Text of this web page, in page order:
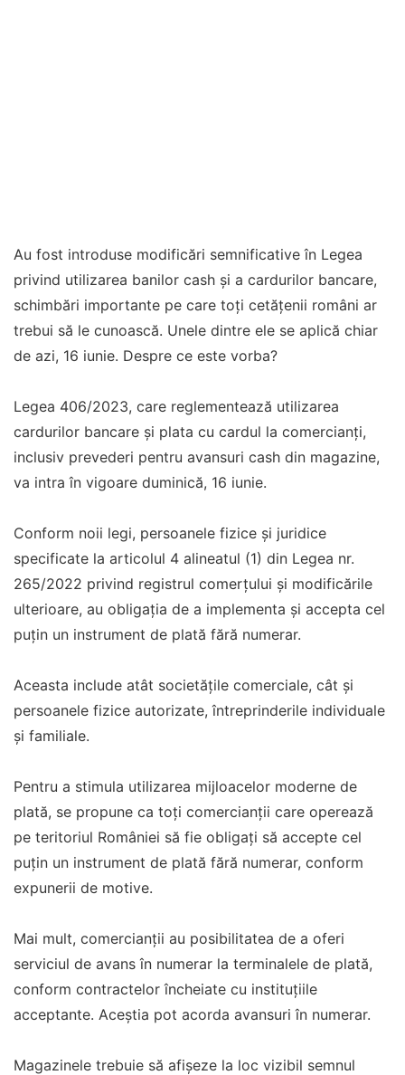
Au fost introduse modificări semnificative în Legea
privind utilizarea banilor cash şi a cardurilor bancare,
schimbări importante pe care toți cetățenii români ar
trebui să le cunoască. Unele dintre ele se aplică chiar
de azi, 16 iunie. Despre ce este vorba?
Legea 406/2023, care reglementează utilizarea
cardurilor bancare și plata cu cardul la comercianți,
inclusiv prevederi pentru avansuri cash din magazine,
va intra în vigoare duminică, 16 iunie.
Conform noii legi, persoanele fizice și juridice
specificate la articolul 4 alineatul (1) din Legea nr.
265/2022 privind registrul comerțului și modificările
ulterioare, au obligația de a implementa și accepta cel
puțin un instrument de plată fără numerar.
Aceasta include atât societățile comerciale, cât și
persoanele fizice autorizate, întreprinderile individuale
și familiale.
Pentru a stimula utilizarea mijloacelor moderne de
plată, se propune ca toți comercianții care operează
pe teritoriul României să fie obligați să accepte cel
puțin un instrument de plată fără numerar, conform
expunerii de motive.
Mai mult, comercianții au posibilitatea de a oferi
serviciul de avans în numerar la terminalele de plată,
conform contractelor încheiate cu instituțiile
acceptante. Aceștia pot acorda avansuri în numerar.
Magazinele trebuie să afișeze la loc vizibil semnul